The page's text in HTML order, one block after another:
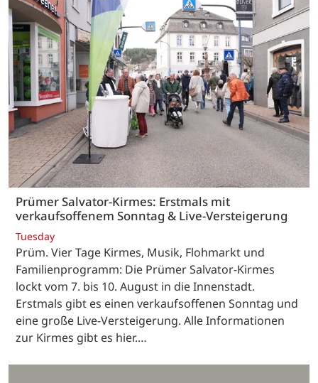
Prümer Salvator-Kirmes: Erstmals mit
verkaufsoffenem Sonntag & Live-Versteigerung
Tuesday
Prüm. Vier Tage Kirmes, Musik, Flohmarkt und
Familienprogramm: Die Prümer Salvator-Kirmes
lockt vom 7. bis 10. August in die Innenstadt.
Erstmals gibt es einen verkaufsoffenen Sonntag und
eine große Live-Versteigerung. Alle Informationen
zur Kirmes gibt es hier.…